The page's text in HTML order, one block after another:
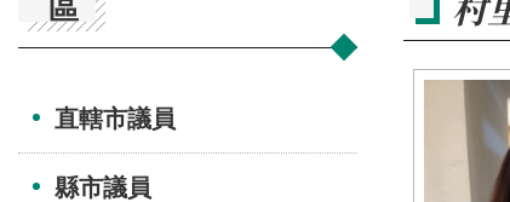
區
直轄市議員
縣市議員